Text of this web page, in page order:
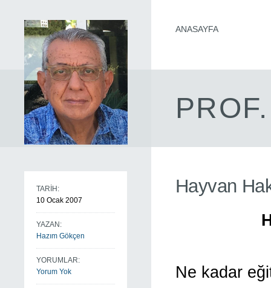
ANASAYFA
TARİH:
10 Ocak 2007
YAZAN:
Hazım Gökçen
YORUMLAR:
Yorum Yok
Hayvan
Ne kadar